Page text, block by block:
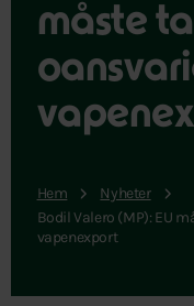
måste
Hem
Nyheter
Bodil Valero (MP): EU
vapenexport